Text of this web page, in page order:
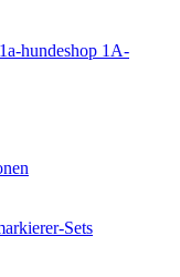
1A-
Sets